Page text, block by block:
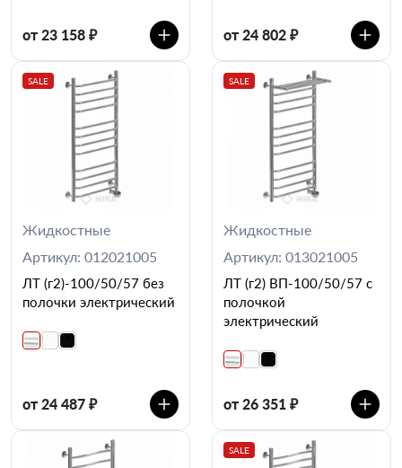
от 23 158 ₽ от 24 802 ₽
SALE
Жидкостные
Артикул: 012021005
ЛТ (г2)-100/50/57 без
полочки электрический
от 24 487 ₽
SALE
Жидкостные
Артикул: 013021005
ЛТ (г2) ВП-100/50/57 с
полочкой
электрический
от 26 351 ₽
SALE